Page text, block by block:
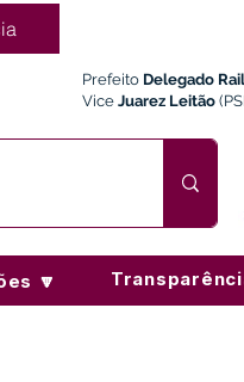
Prefeito Delegado
Vice Juarez Leitão
🔽